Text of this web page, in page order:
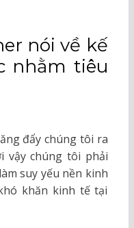
nói về kế
nhằm tiêu
đẩy chúng tôi ra
vậy chúng tôi phải
suy yếu nền kinh
khăn kinh tế tại